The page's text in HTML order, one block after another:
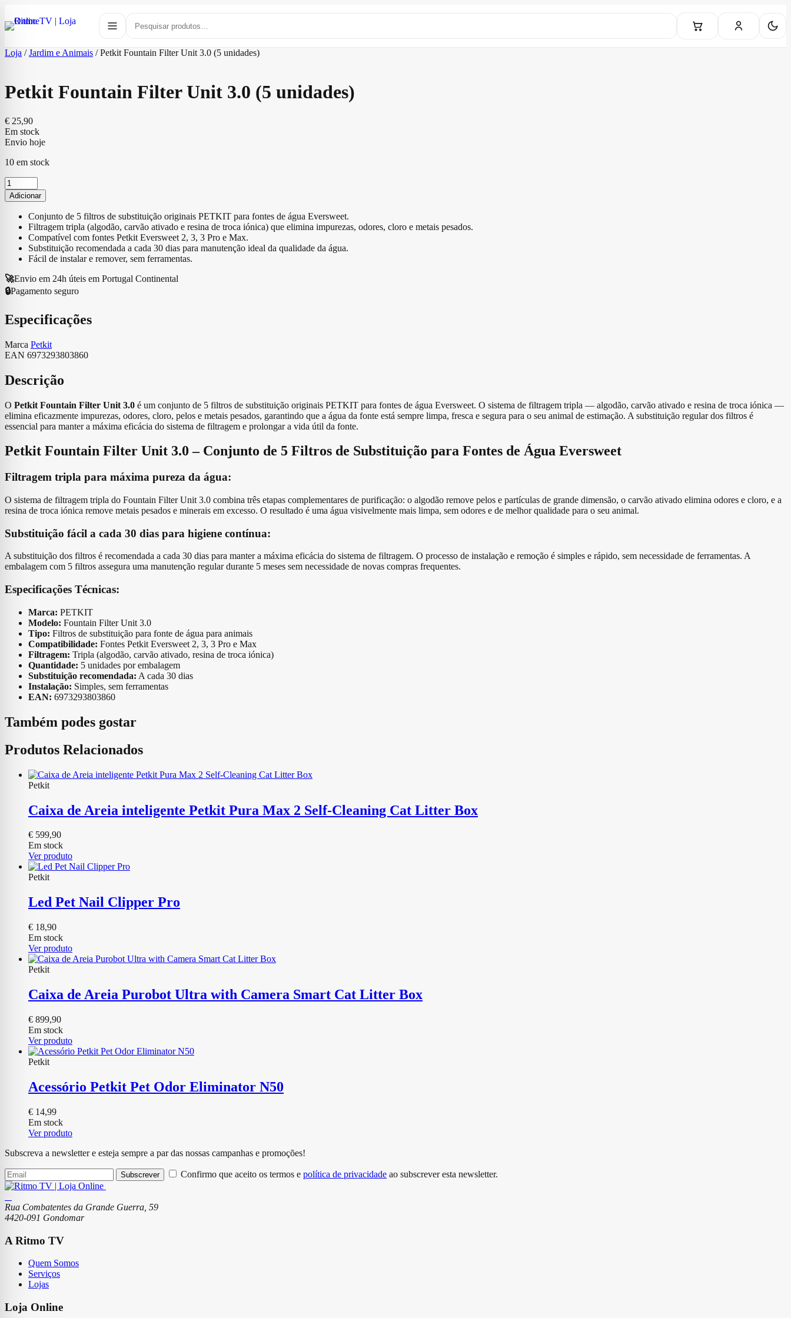
Loja / Jardim e Animais / Petkit Fountain Filter Unit 3.0 (5 unidades)
Petkit Fountain Filter Unit 3.0 (5 unidades)
€ 25,90
Em stock
Envio hoje
10 em stock
Quantidade
de
Petkit
Fountain
Filter
Unit
Adicionar
Conjunto de 5 filtros de substituição originais PETKIT para fontes de água Eversweet.
Filtragem tripla (algodão, carvão ativado e resina de troca iónica) que elimina impurezas, odores, cloro e metais pesados.
Compatível com fontes Petkit Eversweet 2, 3, 3 Pro e Max.
Substituição recomendada a cada 30 dias para manutenção ideal da qualidade da água.
Fácil de instalar e remover, sem ferramentas.
🚀Envio em 24h úteis em Portugal Continental
🔒Pagamento seguro
Especificações
Marca Petkit
EAN 6973293803860
Descrição
O Petkit Fountain Filter Unit 3.0 é um conjunto de 5 filtros de substituição originais PETKIT para fontes de água Eversweet. O sistema de filtragem tripla — algodão, carvão ativado e resina de troca iónica —
elimina eficazmente impurezas, odores, cloro, pelos e metais pesados, garantindo que a água da fonte está sempre limpa, fresca e segura para o seu animal de estimação. A substituição regular dos filtros é
essencial para manter a máxima eficácia do sistema de filtragem e prolongar a vida útil da fonte.
Petkit Fountain Filter Unit 3.0 – Conjunto de 5 Filtros de Substituição para Fontes de Água Eversweet
Filtragem tripla para máxima pureza da água:
O sistema de filtragem tripla do Fountain Filter Unit 3.0 combina três etapas complementares de purificação: o algodão remove pelos e partículas de grande dimensão, o carvão ativado elimina odores e cloro, e a
resina de troca iónica remove metais pesados e minerais em excesso. O resultado é uma água visivelmente mais limpa, sem odores e de melhor qualidade para o seu animal.
Substituição fácil a cada 30 dias para higiene contínua:
A substituição dos filtros é recomendada a cada 30 dias para manter a máxima eficácia do sistema de filtragem. O processo de instalação e remoção é simples e rápido, sem necessidade de ferramentas. A
embalagem com 5 filtros assegura uma manutenção regular durante 5 meses sem necessidade de novas compras frequentes.
Especificações Técnicas:
Marca: PETKIT
Modelo: Fountain Filter Unit 3.0
Tipo: Filtros de substituição para fonte de água para animais
Compatibilidade: Fontes Petkit Eversweet 2, 3, 3 Pro e Max
Filtragem: Tripla (algodão, carvão ativado, resina de troca iónica)
Quantidade: 5 unidades por embalagem
Substituição recomendada: A cada 30 dias
Instalação: Simples, sem ferramentas
EAN: 6973293803860
Também podes gostar
Produtos Relacionados
Petkit
Caixa de Areia inteligente Petkit Pura Max 2 Self-Cleaning Cat Litter Box
€ 599,90
Em stock
Ver produto
Petkit
Led Pet Nail Clipper Pro
€ 18,90
Em stock
Ver produto
Petkit
Caixa de Areia Purobot Ultra with Camera Smart Cat Litter Box
€ 899,90
Em stock
Ver produto
Petkit
Acessório Petkit Pet Odor Eliminator N50
€ 14,99
Em stock
Ver produto
Subscreva a newsletter e esteja sempre a par das nossas campanhas e promoções!
Subscrever Confirmo que aceito os termos e política de privacidade ao subscrever esta newsletter.
Rua Combatentes da Grande Guerra, 59
4420-091 Gondomar
A Ritmo TV
Quem Somos
Serviços
Lojas
Loja Online